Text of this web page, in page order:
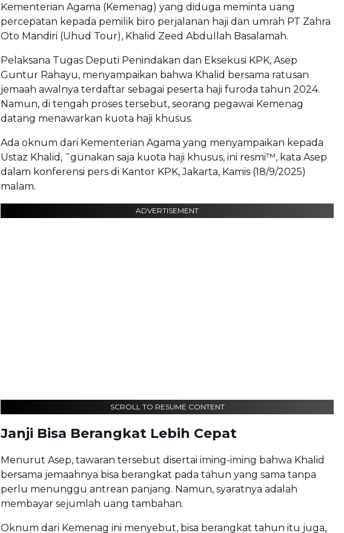
Kementerian Agama (Kemenag) yang diduga meminta uang
percepatan kepada pemilik biro perjalanan haji dan umrah PT Zahra
Oto Mandiri (Uhud Tour), Khalid Zeed Abdullah Basalamah.
Pelaksana Tugas Deputi Penindakan dan Eksekusi KPK, Asep
Guntur Rahayu, menyampaikan bahwa Khalid bersama ratusan
jemaah awalnya terdaftar sebagai peserta haji furoda tahun 2024.
Namun, di tengah proses tersebut, seorang pegawai Kemenag
datang menawarkan kuota haji khusus.
Ada oknum dari Kementerian Agama yang menyampaikan kepada
Ustaz Khalid, ˜gunakan saja kuota haji khusus, ini resmi™, kata Asep
dalam konferensi pers di Kantor KPK, Jakarta, Kamis (18/9/2025)
malam.
ADVERTISEMENT
SCROLL TO RESUME CONTENT
Janji Bisa Berangkat Lebih Cepat
Menurut Asep, tawaran tersebut disertai iming-iming bahwa Khalid
bersama jemaahnya bisa berangkat pada tahun yang sama tanpa
perlu menunggu antrean panjang. Namun, syaratnya adalah
membayar sejumlah uang tambahan.
Oknum dari Kemenag ini menyebut, bisa berangkat tahun itu juga,